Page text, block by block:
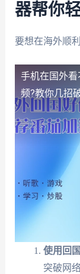
器帮你
要想在海外顺
手机在国外
频?教你几招
使用回
突破网